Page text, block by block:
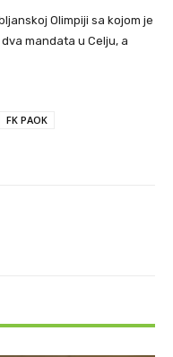
Olimpiji sa kojom je
mandata u Celju, a
FK PAOK